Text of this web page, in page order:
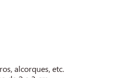
alcorques, etc.